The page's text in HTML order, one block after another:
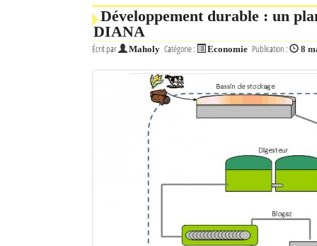
Développement durable : un
DIANA
Écrit par Maholy Catégorie : Economie Publication : 8